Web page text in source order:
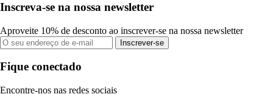
Inscreva-se na nossa newsletter
Aproveite 10% de desconto ao inscrever-se na nossa newsletter
Inscrever-se
Fique conectado
Encontre-nos nas redes sociais